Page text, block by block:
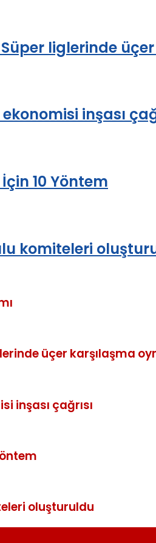
liglerinde
inşası
10 Yöntem
komiteleri
üçer karşılaşma
inşası çağrısı
oluşturuldu